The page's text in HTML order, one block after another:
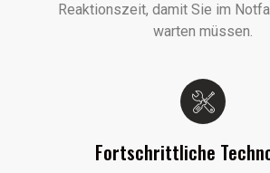
Reaktionszeit, damit Sie im
warten müssen.
Fortschrittliche